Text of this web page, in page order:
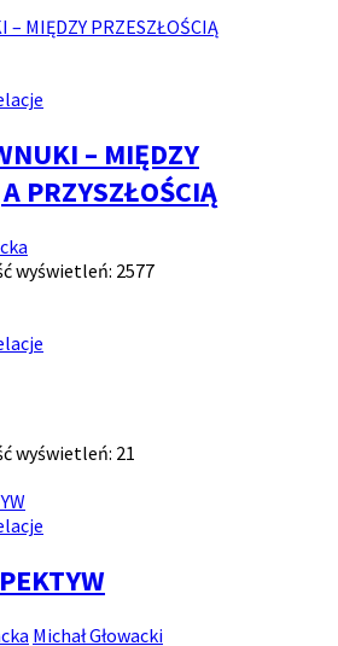
– MIĘDZY
PRZYSZŁOŚCIĄ
wyświetleń: 2577
wyświetleń: 21
Michał Głowacki